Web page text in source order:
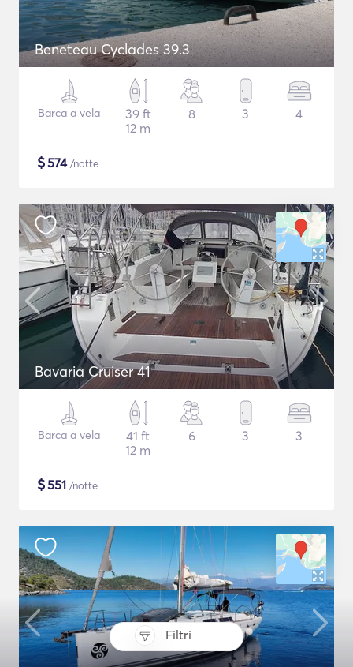
Filtri
Beneteau Cyclades 39.3
Barca a vela
39 ft
12 m
8 3 4
$574/notte
Bavaria Cruiser 41
Barca a vela
41 ft
12 m
6 3 3
$551 /notte